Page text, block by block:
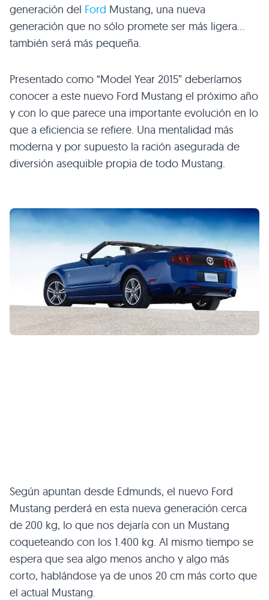
generación del Ford Mustang, una nueva
generación que no sólo promete ser más ligera…
también será más pequeña.
Presentado como “Model Year 2015” deberíamos
conocer a este nuevo Ford Mustang el próximo año
y con lo que parece una importante evolución en lo
que a eficiencia se refiere. Una mentalidad más
moderna y por supuesto la ración asegurada de
diversión asequible propia de todo Mustang.
Según apuntan desde Edmunds, el nuevo Ford
Mustang perderá en esta nueva generación cerca
de 200 kg, lo que nos dejaría con un Mustang
coqueteando con los 1.400 kg. Al mismo tiempo se
espera que sea algo menos ancho y algo más
corto, hablándose ya de unos 20 cm más corto que
el actual Mustang.